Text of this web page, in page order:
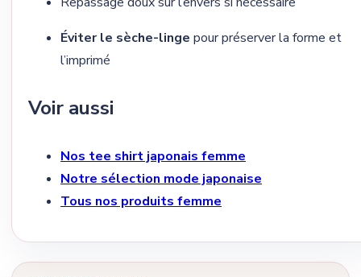
Éviter le sèche-linge pour préserver la forme et
l’imprimé
Voir aussi
Nos tee shirt japonais femme
Notre sélection mode japonaise
Tous nos produits femme